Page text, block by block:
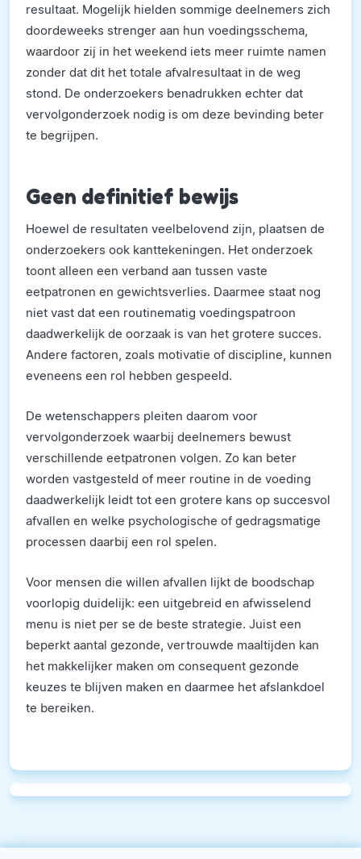
resultaat. Mogelijk hielden sommige deelnemers zich
doordeweeks strenger aan hun voedingsschema,
waardoor zij in het weekend iets meer ruimte namen
zonder dat dit het totale afvalresultaat in de weg
stond. De onderzoekers benadrukken echter dat
vervolgonderzoek nodig is om deze bevinding beter
te begrijpen.
Geen definitief bewijs
Hoewel de resultaten veelbelovend zijn, plaatsen de
onderzoekers ook kanttekeningen. Het onderzoek
toont alleen een verband aan tussen vaste
eetpatronen en gewichtsverlies. Daarmee staat nog
niet vast dat een routinematig voedingspatroon
daadwerkelijk de oorzaak is van het grotere succes.
Andere factoren, zoals motivatie of discipline, kunnen
eveneens een rol hebben gespeeld.
De wetenschappers pleiten daarom voor
vervolgonderzoek waarbij deelnemers bewust
verschillende eetpatronen volgen. Zo kan beter
worden vastgesteld of meer routine in de voeding
daadwerkelijk leidt tot een grotere kans op succesvol
afvallen en welke psychologische of gedragsmatige
processen daarbij een rol spelen.
Voor mensen die willen afvallen lijkt de boodschap
voorlopig duidelijk: een uitgebreid en afwisselend
menu is niet per se de beste strategie. Juist een
beperkt aantal gezonde, vertrouwde maaltijden kan
het makkelijker maken om consequent gezonde
keuzes te blijven maken en daarmee het afslankdoel
te bereiken.